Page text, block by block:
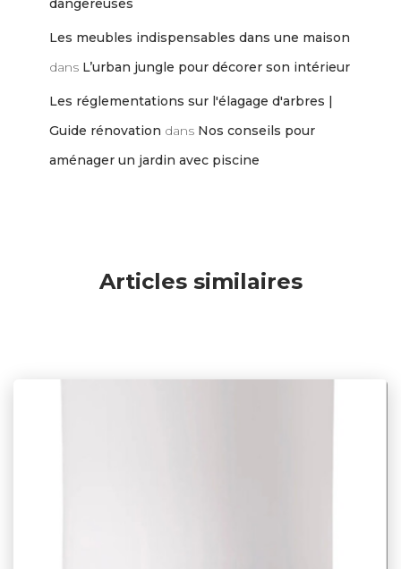
dangereuses
Les meubles indispensables dans une maison
dans L’urban jungle pour décorer son intérieur
Les réglementations sur l'élagage d'arbres |
Guide rénovation dans Nos conseils pour
aménager un jardin avec piscine
Articles similaires